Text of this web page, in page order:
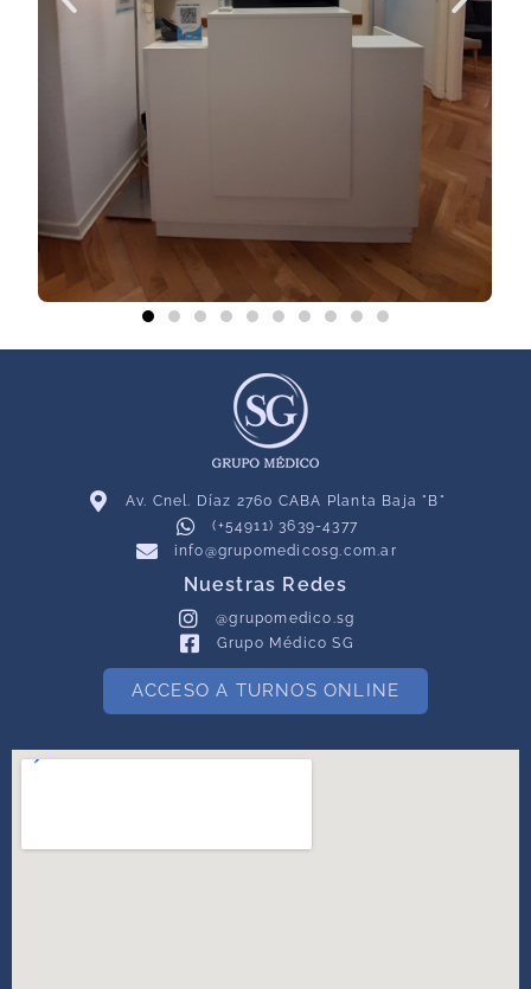
Av. Cnel. Díaz 2760 CABA Planta Baja "B"
(+54911) 3639-4377
info@grupomedicosg.com.ar
Nuestras Redes
@grupomedico.sg
Grupo Médico SG
ACCESO A TURNOS ONLINE